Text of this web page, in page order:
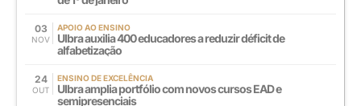
03
NOV
APOIO AO ENSINO
Ulbra auxilia 400 educadores a reduzir déficit de
alfabetização
24
OUT
ENSINO DE EXCELÊNCIA
Ulbra amplia portfólio com novos cursos EAD e
semipresenciais